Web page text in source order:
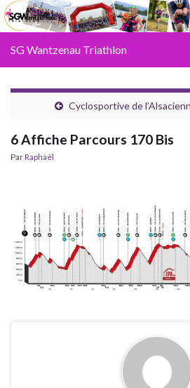
SG Wantzenau Triathlon
Cyclosportive de
6 Affiche Parcours 170 Bis
ParRaphaël